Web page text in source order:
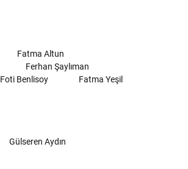
Fatma Altun
Ferhan Şaylıman
Foti Benlisoy Fatma Yeşil
Gülseren Aydın